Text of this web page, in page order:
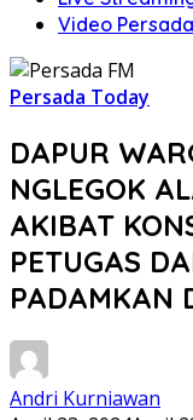
Video Persada
Persada Today
DAPUR
NGLEGOK
AKIBAT
PETUGAS
PADAMKAN
Andri Kurniawan